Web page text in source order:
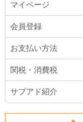
マイページ
会員登録
お支払い方法
関税・消費税
サプアド紹介